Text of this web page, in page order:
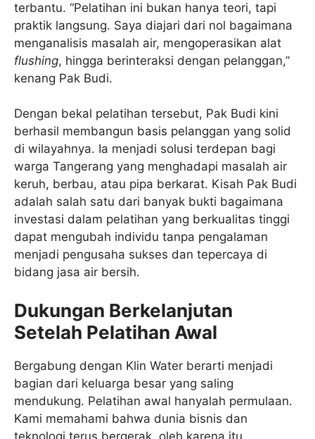
terbantu. “Pelatihan ini bukan hanya teori, tapi
praktik langsung. Saya diajari dari nol bagaimana
menganalisis masalah air, mengoperasikan alat
flushing, hingga berinteraksi dengan pelanggan,”
kenang Pak Budi.
Dengan bekal pelatihan tersebut, Pak Budi kini
berhasil membangun basis pelanggan yang solid
di wilayahnya. Ia menjadi solusi terdepan bagi
warga Tangerang yang menghadapi masalah air
keruh, berbau, atau pipa berkarat. Kisah Pak Budi
adalah salah satu dari banyak bukti bagaimana
investasi dalam pelatihan yang berkualitas tinggi
dapat mengubah individu tanpa pengalaman
menjadi pengusaha sukses dan tepercaya di
bidang jasa air bersih.
Dukungan Berkelanjutan
Setelah Pelatihan Awal
Bergabung dengan Klin Water berarti menjadi
bagian dari keluarga besar yang saling
mendukung. Pelatihan awal hanyalah permulaan.
Kami memahami bahwa dunia bisnis dan
teknologi terus bergerak, oleh karena itu,